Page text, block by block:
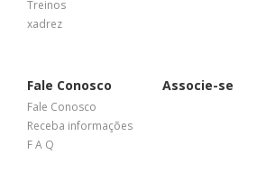
Treinos
xadrez
Fale Conosco
Fale Conosco
Receba informações
F A Q
Associe-se